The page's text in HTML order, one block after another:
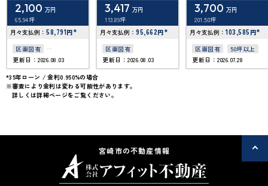
2,100 万円
65.94坪
月々支払例： 58,791円*
区画図有
駅徒歩10分以内
50坪以上
更新日：2026.08.03
3,417 万円
113.89坪
月々支払例： 95,662円*
区画図有
更新日：2026.08.03
3,700 万円
201.50坪
月々支払例： 103,585 円*
区画図有
50坪以上
更新日：2026.07.28
*35年ローン / 金利0.950%の場合
※審査により金利は変わる可能性があります。
詳しくは詳細ページをご覧ください。
宮崎市の不動産情報